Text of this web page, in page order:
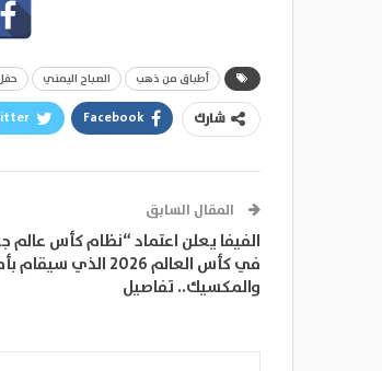
أطباق من ذهب الصباح اليمني
شارك Facebook
المقال السابق
الفيفا يعلن اعتماد “نظام كأس عالم
في كأس العالم 2026 الذي
والمكسيك.. تفاصيل